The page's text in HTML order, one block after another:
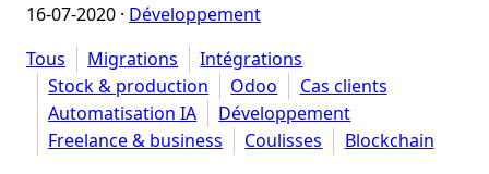
16-07-2020 · Développement
Tous
Migrations
Intégrations
Stock & production
Odoo
Cas clients
Automatisation IA
Développement
Freelance & business
Coulisses Blockchain